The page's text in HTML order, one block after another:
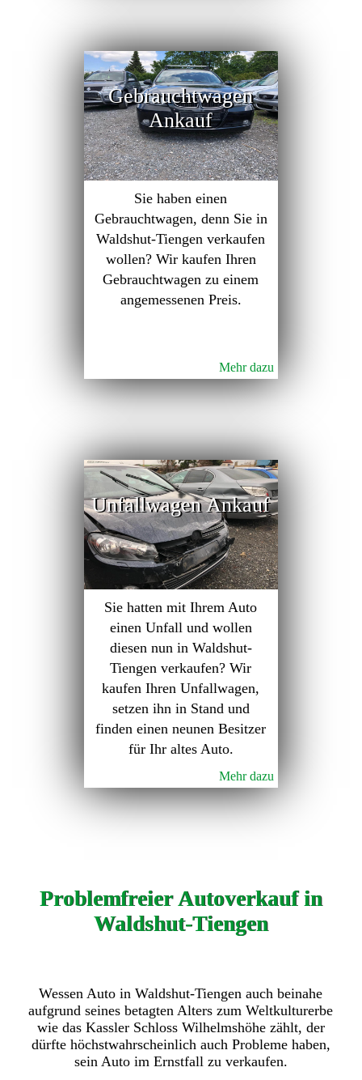
Gebrauchtwagen
Ankauf
Sie haben einen
Gebrauchtwagen, denn Sie in
Waldshut-Tiengen verkaufen
wollen? Wir kaufen Ihren
Gebrauchtwagen zu einem
angemessenen Preis.
Mehr dazu
Unfallwagen Ankauf
Sie hatten mit Ihrem Auto
einen Unfall und wollen
diesen nun in Waldshut-
Tiengen verkaufen? Wir
kaufen Ihren Unfallwagen,
setzen ihn in Stand und
finden einen neunen Besitzer
für Ihr altes Auto.
Mehr dazu
Problemfreier Autoverkauf in
Waldshut-Tiengen
Wessen Auto in Waldshut-Tiengen auch beinahe
aufgrund seines betagten Alters zum Weltkulturerbe
wie das Kassler Schloss Wilhelmshöhe zählt, der
dürfte höchstwahrscheinlich auch Probleme haben,
sein Auto im Ernstfall zu verkaufen.